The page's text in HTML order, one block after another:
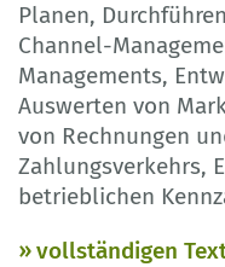
Planen,
Channel-
Managements,
Auswerten von
von Rechnungen
Zahlungsverkehrs,
betrieblichen
vollständigen